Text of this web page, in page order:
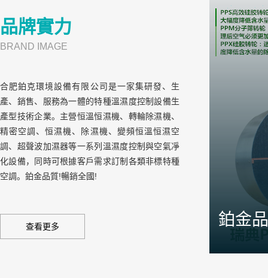
品牌實力
BRAND IMAGE
合肥鉑克環境設備有限公司是一家集研發、生
產、銷售、服務為一體的特種溫濕度控制設備生
產型技術企業。主營恒溫恒濕機、轉輪除濕機、
精密空調、恒濕機、除濕機、變頻恒溫恒濕空
調、超聲波加濕器等一系列溫濕度控制與空氣凈
化設備，同時可根據客戶需求訂制各類非標特種
空調。鉑金品質!暢銷全國!
查看更多 鉑金